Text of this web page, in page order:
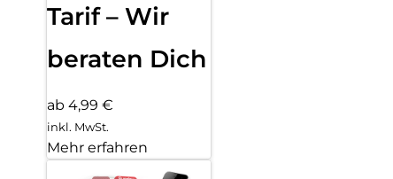
Tarif – Wir
beraten Dich
ab 4,99 €
inkl. MwSt.
Mehr erfahren